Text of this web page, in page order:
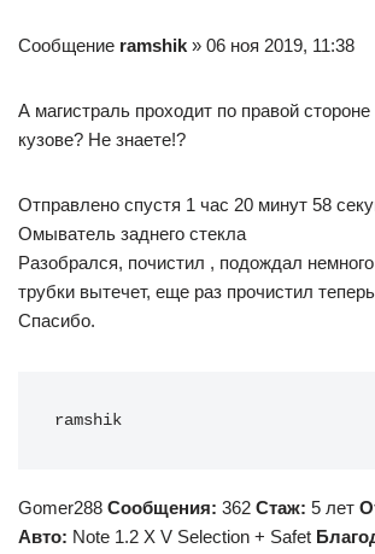
Сообщение ramshik » 06 ноя 2019, 11:38
А магистраль проходит по правой
кузове? Не знаете!?
Отправлено спустя 1 час 20 минут 58
Омыватель заднего стекла
Разобрался, почистил , подождал
трубки вытечет, еще раз прочистил
Спасибо.
ramshik
Gomer288 Сообщения: 362 Стаж: 5 лет
Авто: Note 1.2 X V Selection + Safet